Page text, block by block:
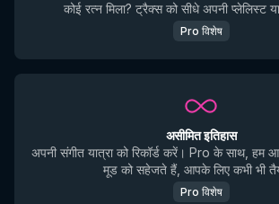
कोई रत्न मिला? ट्रैक्स को सीधे अपनी प्लेलिस्ट
Pro विशेष
असीमित इतिहास
अपनी संगीत यात्रा को रिकॉर्ड करें। Pro के साथ, हम
मूड को सहेजते हैं, आपके लिए कभी भी
Pro विशेष